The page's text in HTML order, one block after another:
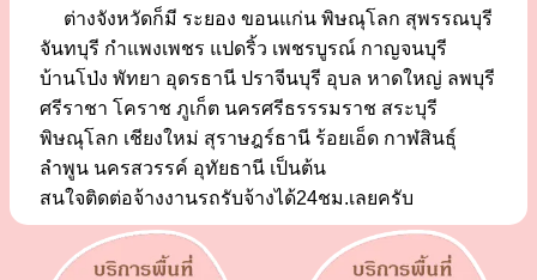
ต่างจังหวัดก็มี ระยอง ขอนแก่น พิษณุโลก สุพรรณบุรี
จันทบุรี กำแพงเพชร แปดริ้ว เพชรบูรณ์ กาญจนบุรี
บ้านโป่ง พัทยา อุดรธานี ปราจีนบุรี อุบล หาดใหญ่ ลพบุรี
ศรีราชา โคราช ภูเก็ต นครศรีธรรรมราช สระบุรี
พิษณุโลก เชียงใหม่ สุราษฎร์ธานี ร้อยเอ็ด กาฬสินธุ์
ลำพูน นครสวรรค์ อุทัยธานี เป็นต้น
สนใจติดต่อจ้างงานรถรับจ้างได้24ชม.เลยครับ